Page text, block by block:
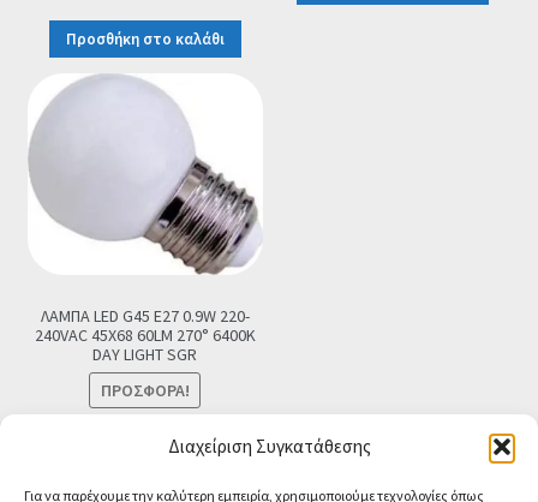
Διαχείριση Συγκατάθεσης
Για να παρέχουμε την καλύτερη εμπειρία, χρησιμοποιούμε τεχνολογίες όπως
price
was:
€32.90.
τρέχουσα
τιμή
€29.90.
Προσθήκη στο καλάθι
ΛΑΜΠΑ LED G45 E27 0.9W 220-
240VAC 45X68 60LM 270° 6400K
DAY LIGHT SGR
ΠΡΟΣΦΟΡΆ!
OriginalΗΤελική τιμή
Προσθήκη στο καλάθι